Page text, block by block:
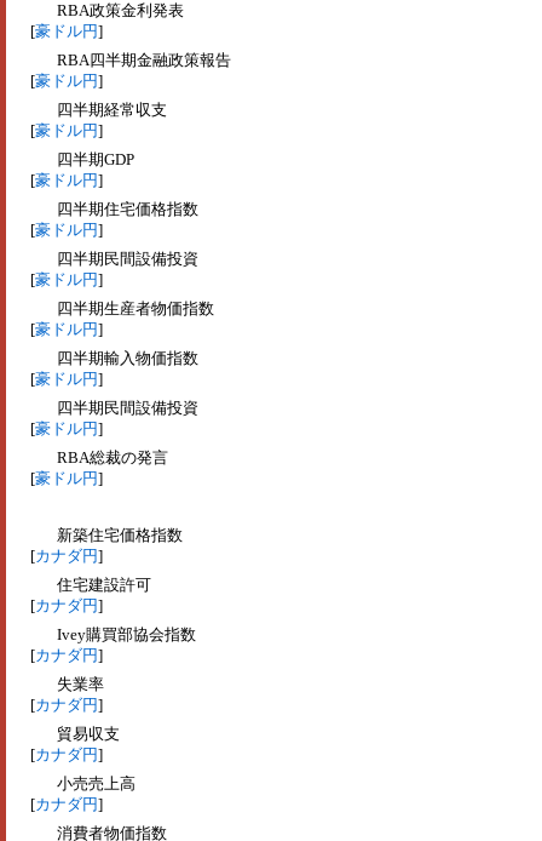
RBA政策金利発表
[豪ドル円]
RBA四半期金融政策報告
[豪ドル円]
四半期経常収支
[豪ドル円]
四半期GDP
[豪ドル円]
四半期住宅価格指数
[豪ドル円]
四半期民間設備投資
[豪ドル円]
四半期生産者物価指数
[豪ドル円]
四半期輸入物価指数
[豪ドル円]
四半期民間設備投資
[豪ドル円]
RBA総裁の発言
[豪ドル円]
新築住宅価格指数
[カナダ円]
住宅建設許可
[カナダ円]
Ivey購買部協会指数
[カナダ円]
失業率
[カナダ円]
貿易収支
[カナダ円]
小売売上高
[カナダ円]
消費者物価指数